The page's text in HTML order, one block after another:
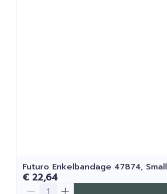
Futuro Enkelbandage 47874, Small
€ 22,64
Aantal